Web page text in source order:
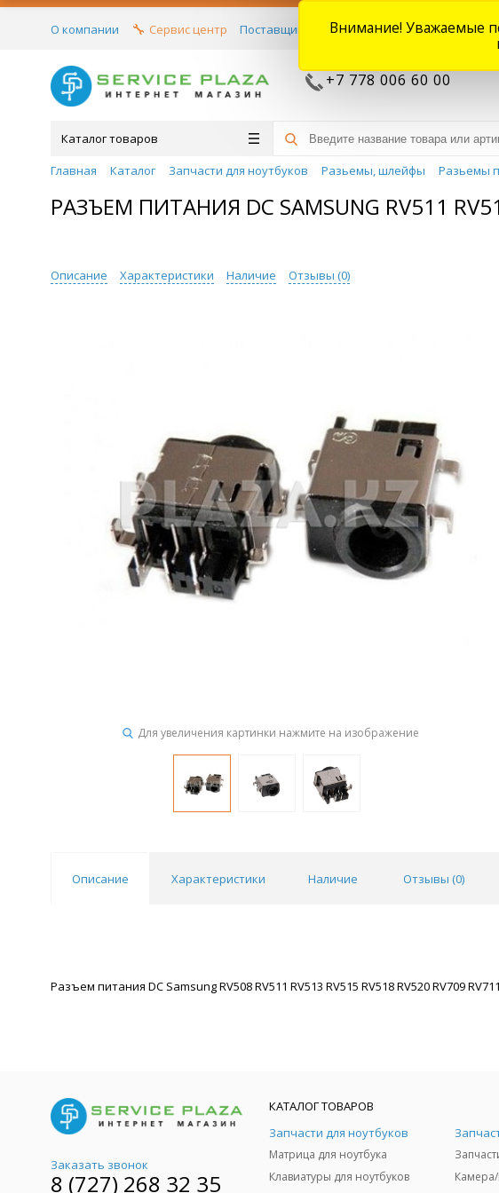
О компании Сервис центр Поставщикам Договора Новости Акции
+7 778 006 60 00
Каталог товаров
Главная
Каталог Запчасти для ноутбуков Разьемы, шлейфы Разьемы
РАЗЪЕМ ПИТАНИЯ DC SAMSUNG RV511
Описание Характеристики Наличие Отзывы (0)
Для увеличения картинки нажмите на изображение
Описание Характеристики Наличие Отзывы (0)
Разъем питания DC Samsung RV508 RV511 RV513 RV515 RV518 RV520 RV709
Заказать звонок
8 (727) 268 32 35
КАТАЛОГ ТОВАРОВ
Запчасти для ноутбуков
Матрица для ноутбука
Клавиатуры для ноутбуков
Внимание! Уважаемые